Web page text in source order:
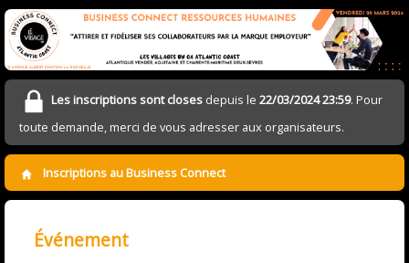
Les inscriptions sont closes depuis le 22/03/2024 23:59. Pour
toute demande, merci de vous adresser aux organisateurs.
Inscriptions au Business Connect
Événement